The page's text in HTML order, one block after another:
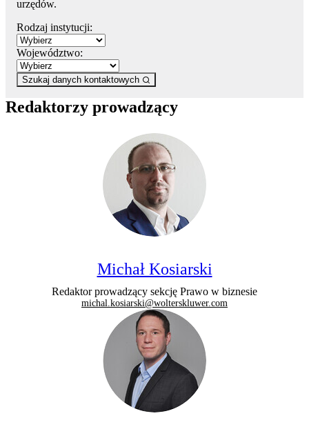
urzędów.
Rodzaj instytucji:
Województwo:
Szukaj danych kontaktowych
Redaktorzy prowadzący
Michał Kosiarski
Redaktor prowadzący sekcję Prawo w biznesie
michal.kosiarski@wolterskluwer.com